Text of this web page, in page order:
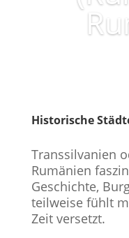
Historische
Transsilvanien
Rumänien
Geschichte,
teilweise fühlt
Zeit versetzt.